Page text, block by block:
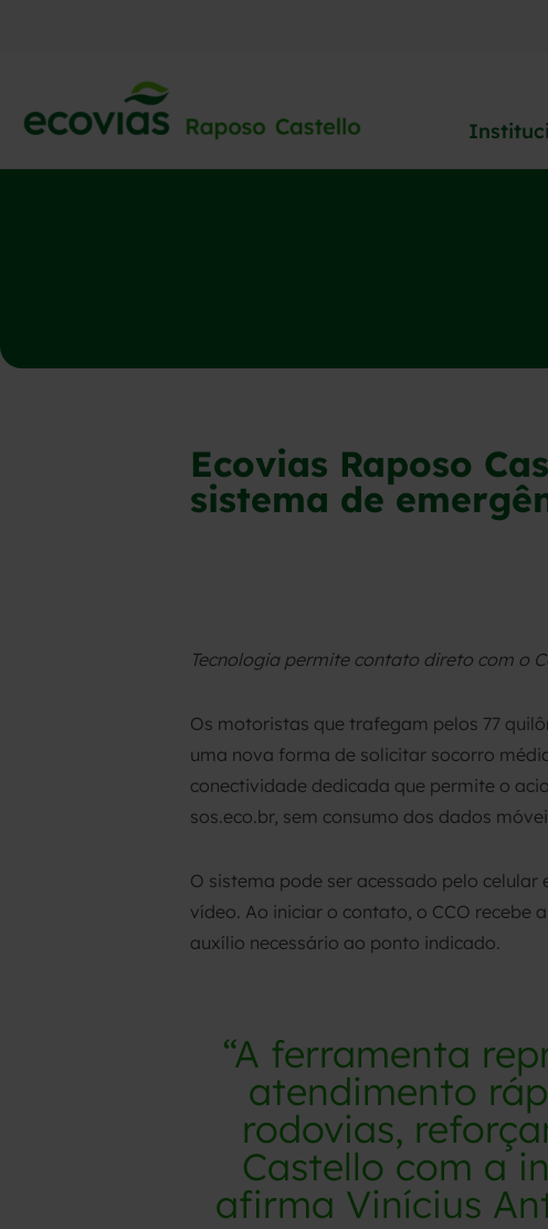
Ecovias Raposo
sistema de
Tecnologia permite contato direto com o
Os motoristas que trafegam pelos 77
uma nova forma de solicitar socorro
conectividade dedicada que permite o
sos.eco.br, sem consumo dos dados
O sistema pode ser acessado pelo
vídeo. Ao iniciar o contato, o CCO
auxílio necessário ao ponto indicado.
“A ferramenta
atendimento
rodovias,
Castello com a
afirma Vinícius